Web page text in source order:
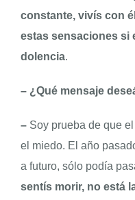
constante, vivís con
estas sensaciones si
dolencia.
– ¿Qué mensaje
– Soy prueba de que
el miedo. El año
a futuro, sólo podía
sentís morir, no está